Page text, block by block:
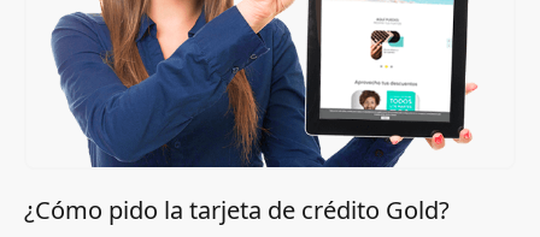
¿Cómo pido la tarjeta de crédito Gold?